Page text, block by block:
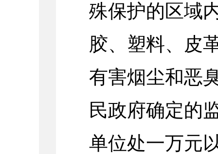
殊保护的区域
胶、塑料、皮
有害烟尘和恶
民政府确定的
单位处一万元